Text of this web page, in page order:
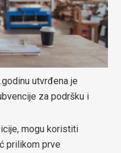
utvrđena je
za podršku i
mogu koristiti
prilikom prve